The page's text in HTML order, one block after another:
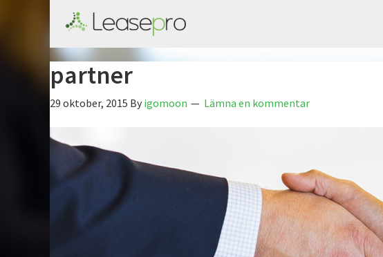
partner
29 oktober, 2015 By igomoon Lämna en kommentar